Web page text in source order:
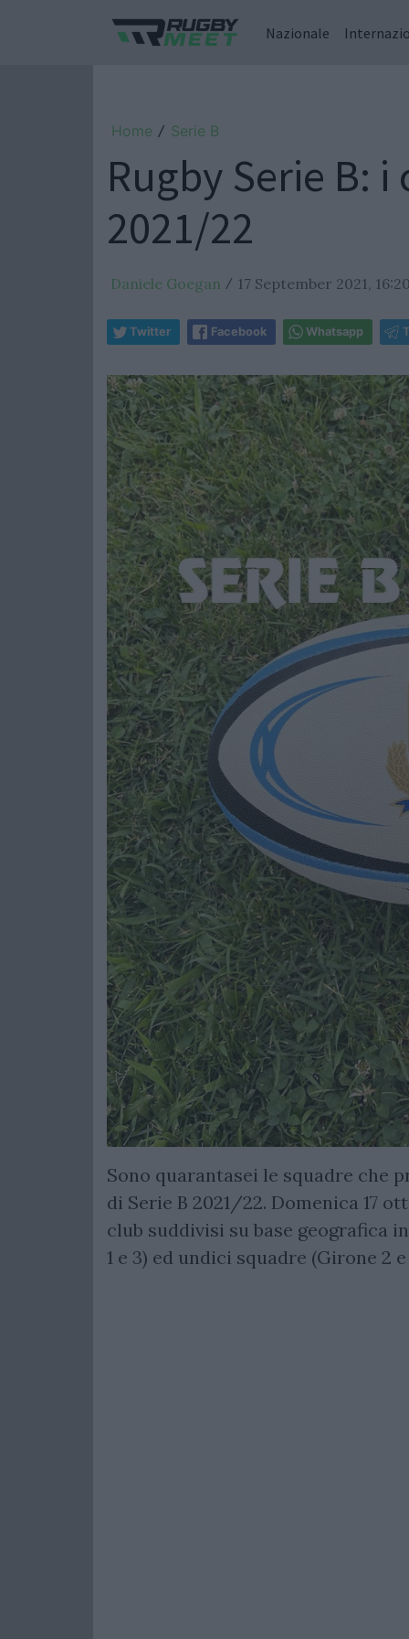
Nazionale
Home / Serie B
Rugby Serie B:
2021/22
Daniele Goegan / 17 September 2021, 16:20
Twitter Facebook Whatsapp
Sono quarantasei le squadre che
di Serie B 2021/22. Domenica 17
club suddivisi su base geografica
1 e 3) ed undici squadre (Girone 2 e